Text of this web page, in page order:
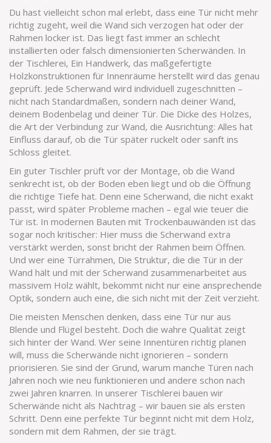
Du hast vielleicht schon mal erlebt, dass eine Tür nicht mehr
richtig zugeht, weil die Wand sich verzogen hat oder der
Rahmen locker ist. Das liegt fast immer an schlecht
installierten oder falsch dimensionierten Scherwänden. In
der Tischlerei, Ein Handwerk, das maßgefertigte
Holzkonstruktionen für Innenräume herstellt wird das genau
geprüft. Jede Scherwand wird individuell zugeschnitten –
nicht nach Standardmaßen, sondern nach deiner Wand,
deinem Bodenbelag und deiner Tür. Die Dicke des Holzes,
die Art der Verbindung zur Wand, die Ausrichtung: Alles hat
Einfluss darauf, ob die Tür später ruckelt oder sanft ins
Schloss gleitet.
Ein guter Tischler prüft vor der Montage, ob die Wand
senkrecht ist, ob der Boden eben liegt und ob die Öffnung
die richtige Tiefe hat. Denn eine Scherwand, die nicht exakt
passt, wird später Probleme machen – egal wie teuer die
Tür ist. In modernen Bauten mit Trockenbauwänden ist das
sogar noch kritischer: Hier muss die Scherwand extra
verstärkt werden, sonst bricht der Rahmen beim Öffnen.
Und wer eine Türrahmen, Die Struktur, die die Tür in der
Wand hält und mit der Scherwand zusammenarbeitet aus
massivem Holz wählt, bekommt nicht nur eine ansprechende
Optik, sondern auch eine, die sich nicht mit der Zeit verzieht.
Die meisten Menschen denken, dass eine Tür nur aus
Blende und Flügel besteht. Doch die wahre Qualität zeigt
sich hinter der Wand. Wer seine Innentüren richtig planen
will, muss die Scherwände nicht ignorieren – sondern
priorisieren. Sie sind der Grund, warum manche Türen nach
Jahren noch wie neu funktionieren und andere schon nach
zwei Jahren knarren. In unserer Tischlerei bauen wir
Scherwände nicht als Nachtrag – wir bauen sie als ersten
Schritt. Denn eine perfekte Tür beginnt nicht mit dem Holz,
sondern mit dem Rahmen, der sie trägt.